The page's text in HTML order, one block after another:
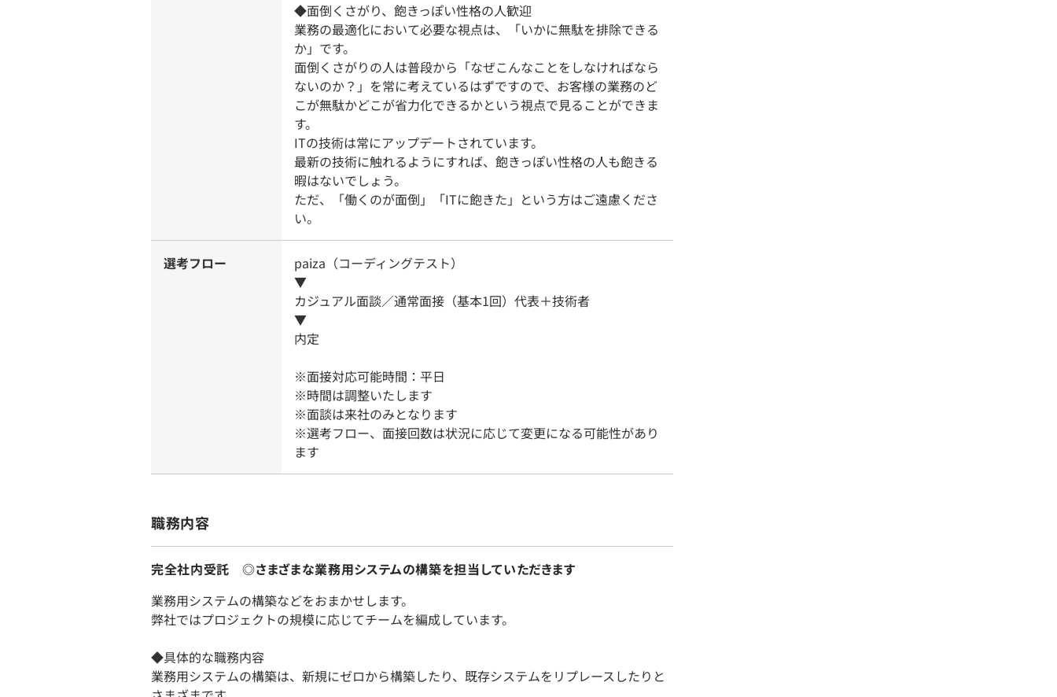
◆面倒くさがり、飽きっぽい性格の人歓迎
業務の最適化において必要な視点は、「いかに無駄を排除できる
か」です。
面倒くさがりの人は普段から「なぜこんなことをしなければなら
ないのか？」を常に考えているはずですので、お客様の業務のど
こが無駄かどこが省力化できるかという視点で見ることができま
す。
ITの技術は常にアップデートされています。
最新の技術に触れるようにすれば、飽きっぽい性格の人も飽きる
暇はないでしょう。
ただ、「働くのが面倒」「ITに飽きた」という方はご遠慮くださ
い。
選考フロー
paiza（コーディングテスト）
▼
カジュアル面談／通常面接（基本1回）代表＋技術者
▼
内定
※面接対応可能時間：平日
※時間は調整いたします
※面談は来社のみとなります
※選考フロー、面接回数は状況に応じて変更になる可能性があり
ます
職務内容
完全社内受託 ◎さまざまな業務用システムの構築を担当していただきます
業務用システムの構築などをおまかせします。
弊社ではプロジェクトの規模に応じてチームを編成しています。
◆具体的な職務内容
業務用システムの構築は、新規にゼロから構築したり、既存システムをリプレースしたりと